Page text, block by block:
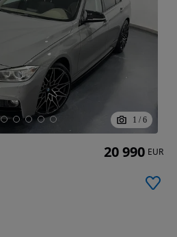
1 / 6
20 990 EUR